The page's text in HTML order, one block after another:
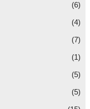
(6)
(4)
(7)
(1)
(5)
(5)